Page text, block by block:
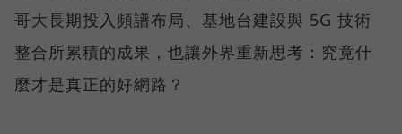
哥大長期投入頻譜布局、基地台建設與 5G 技術
整合所累積的成果，也讓外界重新思考：究竟什
麼才是真正的好網路？